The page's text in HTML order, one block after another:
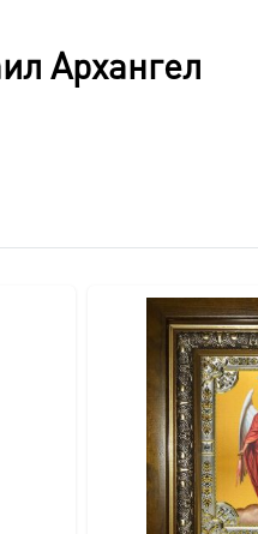
удобная литая
подтверждающий
с узором (кресты и
петелька.
Архангел